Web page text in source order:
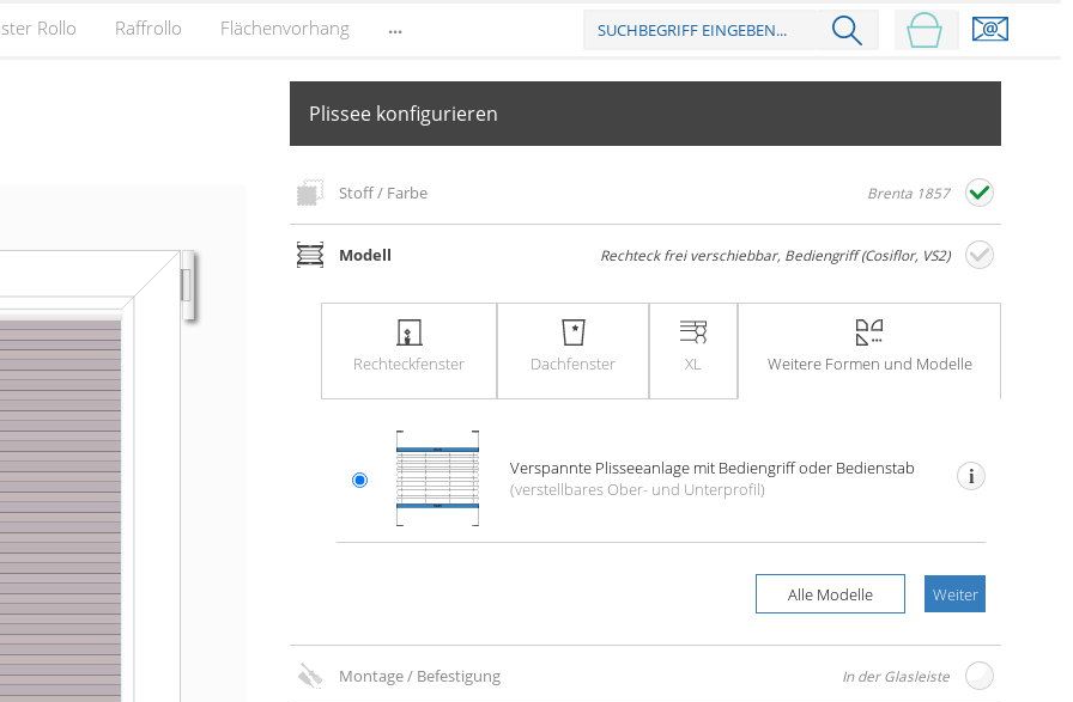
Rollo Raffrollo Flächenvorhang ...
Plissee konfigurieren
Stoff / Farbe Brenta 1857
Modell Rechteck frei verschiebbar, Bediengriff (Cosiflor, VS2)
Rechteck­fenster Dach­fenster XL WeitereFormen und Modelle
Ver­spannte Plissee­anlagemit Bedien­griff oder Bedien­stab
(verstell­bares Ober- und Unter­profil)
Alle Modelle Weiter
Montage / Befestigung In der Glasleiste